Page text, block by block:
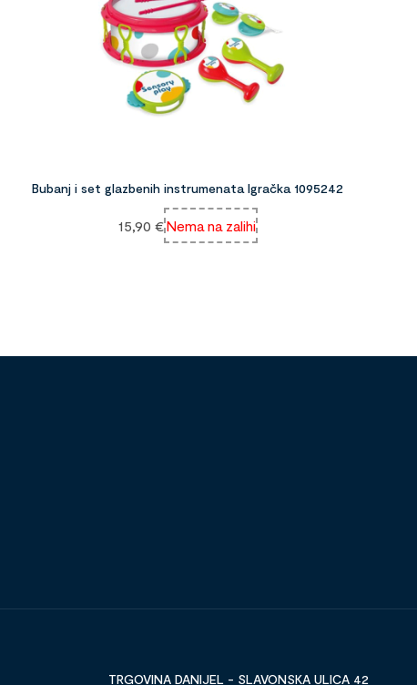
Bubanj i set glazbenih instrumenata Igračka 1095242
15,90 €Nema na zalihi
TRGOVINA DANIJEL - SLAVONSKA ULICA 42